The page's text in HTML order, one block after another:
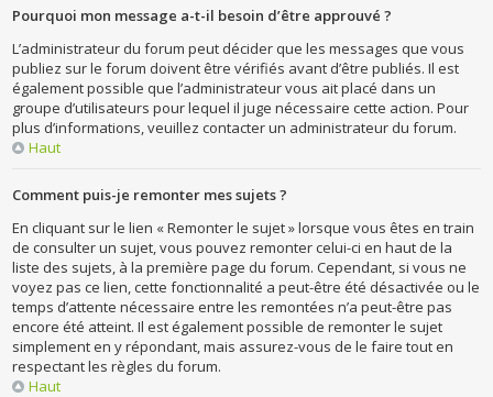
Pourquoi mon message a-t-il besoin d’être approuvé ?
L’administrateur du forum peut décider que les messages que vous
publiez sur le forum doivent être vérifiés avant d’être publiés. Il est
également possible que l’administrateur vous ait placé dans un
groupe d’utilisateurs pour lequel il juge nécessaire cette action. Pour
plus d’informations, veuillez contacter un administrateur du forum.
Haut
Comment puis-je remonter mes sujets ?
En cliquant sur le lien « Remonter le sujet » lorsque vous êtes en train
de consulter un sujet, vous pouvez remonter celui-ci en haut de la
liste des sujets, à la première page du forum. Cependant, si vous ne
voyez pas ce lien, cette fonctionnalité a peut-être été désactivée ou le
temps d’attente nécessaire entre les remontées n’a peut-être pas
encore été atteint. Il est également possible de remonter le sujet
simplement en y répondant, mais assurez-vous de le faire tout en
respectant les règles du forum.
Haut